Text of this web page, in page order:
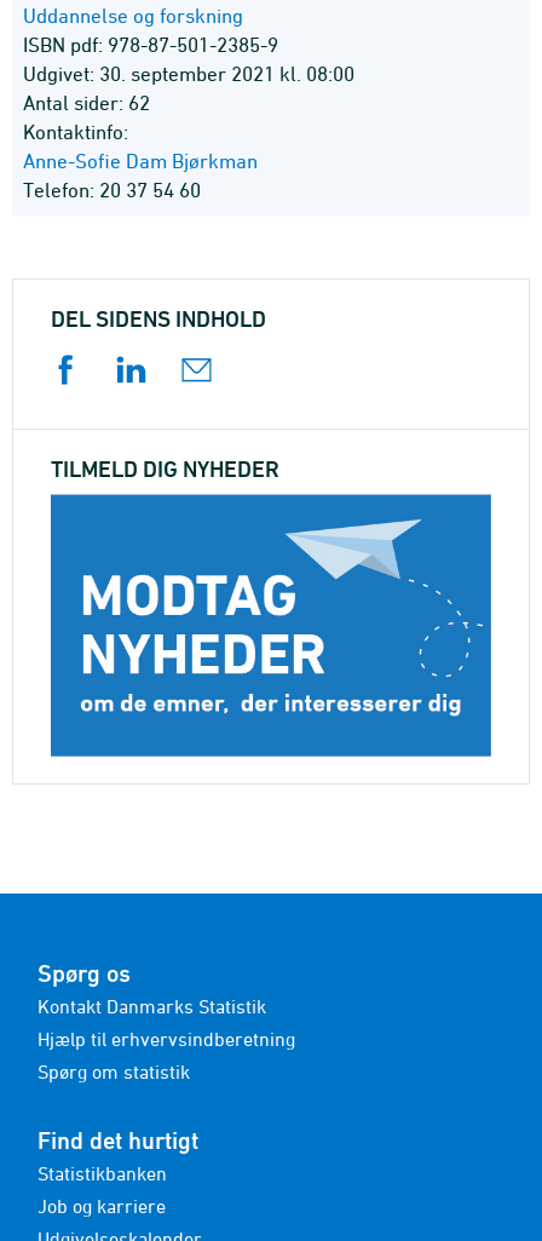
Uddannelse og forskning
ISBN pdf: 978-87-501-2385-9
Udgivet: 30. september 2021 kl. 08:00
Antal sider: 62
Kontaktinfo:
Anne-Sofie Dam Bjørkman
Telefon: 20 37 54 60
DEL SIDENS INDHOLD
TILMELD DIG NYHEDER
Spørg os
Kontakt Danmarks Statistik
Hjælp til erhvervsindberetning
Spørg om statistik
Find det hurtigt
Statistikbanken
Job og karriere